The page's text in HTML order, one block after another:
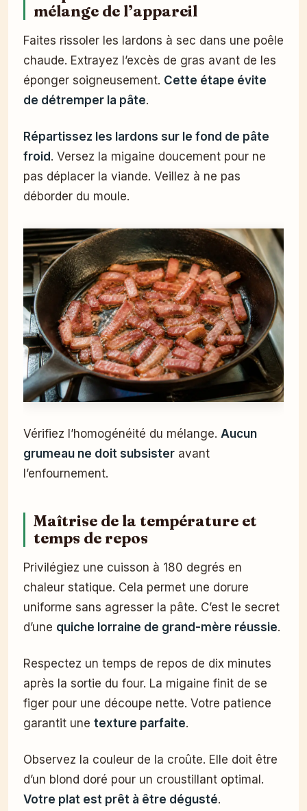
mélange de l’appareil
Faites rissoler les lardons à sec dans une poêle
chaude. Extrayez l’excès de gras avant de les
éponger soigneusement. Cette étape évite
de détremper la pâte.
Répartissez les lardons sur le fond de pâte
froid . Versez la migaine doucement pour ne
pas déplacer la viande. Veillez à ne pas
déborder du moule.
Vérifiez l’homogénéité du mélange. Aucun
grumeau ne doit subsister avant
l’enfournement.
Maîtrise de la température et
temps de repos
Privilégiez une cuisson à 180 degrés en
chaleur statique. Cela permet une dorure
uniforme sans agresser la pâte. C’est le secret
d’une quiche lorraine de grand-mère réussie.
Respectez un temps de repos de dix minutes
après la sortie du four. La migaine finit de se
figer pour une découpe nette. Votre patience
garantit une texture parfaite.
Observez la couleur de la croûte. Elle doit être
d’un blond doré pour un croustillant optimal.
Votre plat est prêt à être dégusté.